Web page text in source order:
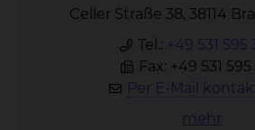
Celler Straße 38, 38114
Tel.: +49 531 595
Fax: +49 531 595
Per E-Mail
mehr